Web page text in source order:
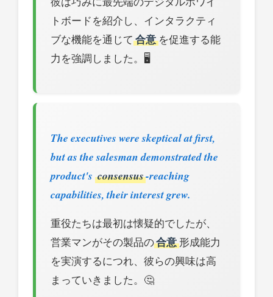
トボードを紹介し、インタラクティ
ブな機能を通じて 合意を促進する能
力を強調しました。🖥️
The executives were skeptical at first,
but as the salesman demonstrated the
product's consensus-reaching
capabilities, their interest grew.
重役たちは最初は懐疑的でしたが、
営業マンがその製品の合意形成能力
を実演するにつれ、彼らの興味は高
まっていきました。🤔